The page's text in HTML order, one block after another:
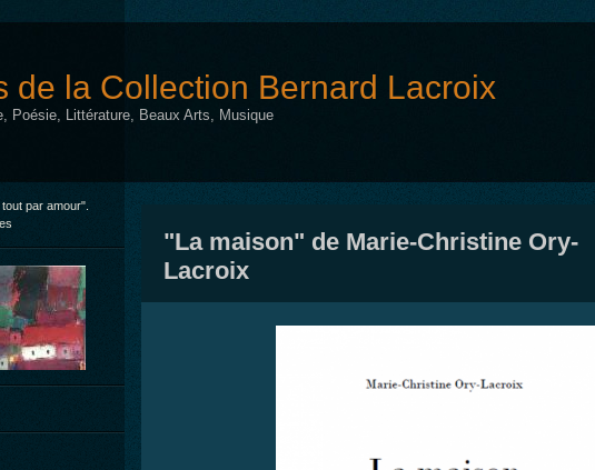
de la Collection Bernard Lacroix
Poésie, Littérature, Beaux Arts, Musique
par amour".
"La maison" de Marie-Christine Ory-
Lacroix